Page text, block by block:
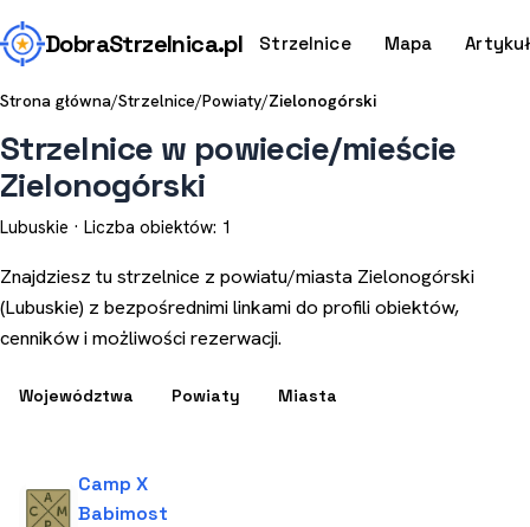
DobraStrzelnica.pl Strzelnice Mapa
Strona główna/Strzelnice/Powiaty/Zielonogórski
Strzelnice w powiecie/mieście
Zielonogórski
Lubuskie · Liczba obiektów: 1
Znajdziesz tu strzelnice z powiatu/miasta Zielonogórski
(Lubuskie) z bezpośrednimi linkami do profili obiektów,
cenników i możliwości rezerwacji.
Województwa Powiaty Miasta
Camp X
Babimost